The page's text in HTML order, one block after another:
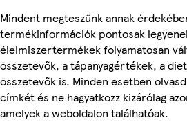
Mindent megteszünk annak
termékinformációk pontosak
élelmiszertermékek folyamatosan
összetevők, a tápanyagértékek, a
összetevők is. Minden esetben
címkét és ne hagyatkozz kizárólag
amelyek a weboldalon találhatóak.